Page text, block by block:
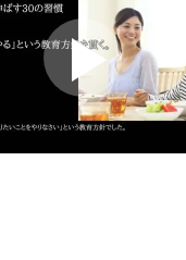
プラス思考
ポジティブに
しないから。
ポジティブ思考
ストレス対策